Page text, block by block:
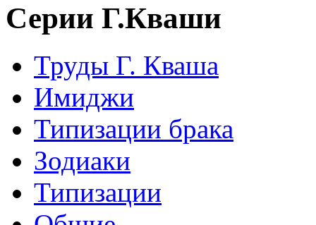
Серии Г.Кваши
Труды Г. Кваша
Имиджи
Типизации брака
Зодиаки
Типизации